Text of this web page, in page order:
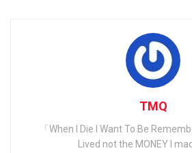
TMQ
「When I Die I Want To Be
Lived not the MONEY I